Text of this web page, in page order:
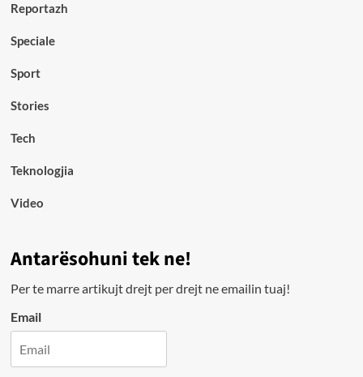
Reportazh
Speciale
Sport
Stories
Tech
Teknologjia
Video
Antarësohuni tek ne!
Per te marre artikujt drejt per drejt ne emailin tuaj!
Email